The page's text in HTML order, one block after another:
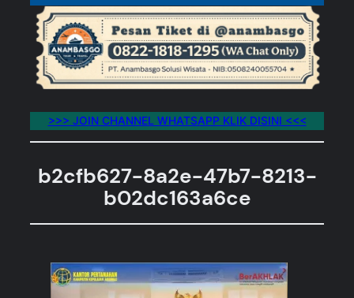
>>> JOIN CHANNEL WHATSAPP KLIK DISINI <<<
b2cfb627-8a2e-47b7-8213-
b02dc163a6ce